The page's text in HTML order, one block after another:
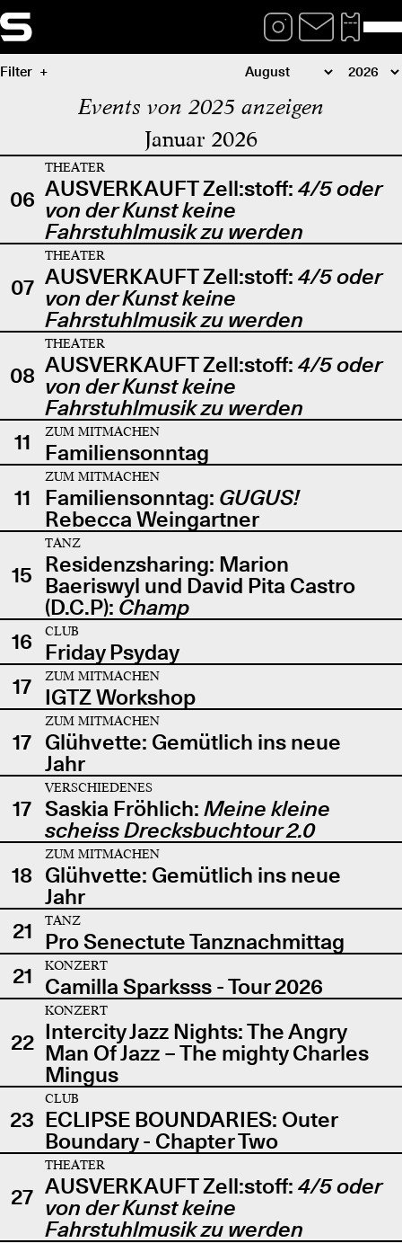
Filter
Events von 2025 anzeigen
Januar 2026
06
THEATER
AUSVERKAUFT Zell:stoff: 4/5 oder
von der Kunst keine
Fahrstuhlmusik zu werden
07
THEATER
AUSVERKAUFT Zell:stoff: 4/5 oder
von der Kunst keine
Fahrstuhlmusik zu werden
08
THEATER
AUSVERKAUFT Zell:stoff: 4/5 oder
von der Kunst keine
Fahrstuhlmusik zu werden
11
ZUM MITMACHEN
Familiensonntag
11
ZUM MITMACHEN
Familiensonntag: GUGUS!
Rebecca Weingartner
15
TANZ
Residenzsharing: Marion
Baeriswyl und David Pita Castro
(D.C.P): Champ
16
CLUB
Friday Psyday
17
ZUM MITMACHEN
IGTZ Workshop
17
ZUM MITMACHEN
Glühvette: Gemütlich ins neue
Jahr
17
VERSCHIEDENES
Saskia Fröhlich: Meine kleine
scheiss Drecksbuchtour 2.0
18
ZUM MITMACHEN
Glühvette: Gemütlich ins neue
Jahr
21
TANZ
Pro Senectute Tanznachmittag
21
KONZERT
Camilla Sparksss - Tour 2026
22
KONZERT
Intercity Jazz Nights: The Angry
Man Of Jazz – The mighty Charles
Mingus
23
CLUB
ECLIPSE BOUNDARIES: Outer
Boundary - Chapter Two
27
THEATER
AUSVERKAUFT Zell:stoff: 4/5 oder
von der Kunst keine
Fahrstuhlmusik zu werden